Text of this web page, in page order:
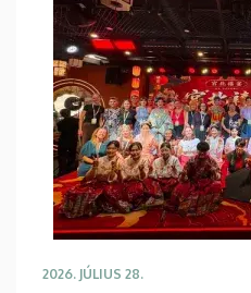
2026. JÚLIUS 28.